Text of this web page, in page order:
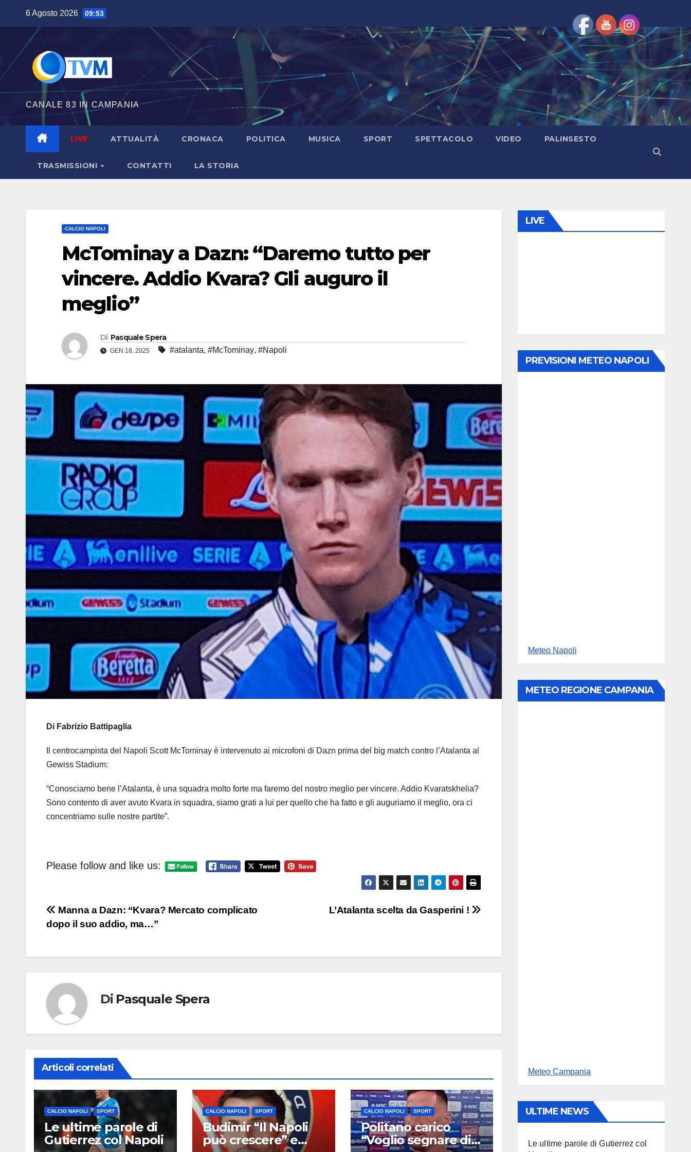
contenuto
6 Agosto 2026 09:53
CANALE 83 IN CAMPANIA
LIVE ATTUALITÀ CRONACA POLITICA MUSICA SPORT SPETTACOLO VIDEO PALINSESTO
TRASMISSIONI CONTATTI LA STORIA
CALCIO NAPOLI
McTominay a Dazn: “Daremo tutto per
vincere. Addio Kvara? Gli auguro il
meglio”
Di Pasquale Spera
GEN 18, 2025 #atalanta, #McTominay, #Napoli
Di Fabrizio Battipaglia
Il centrocampista del Napoli Scott McTominay è intervenuto ai microfoni di Dazn prima del big match contro l’Atalanta al
Gewiss Stadium:
“Conosciamo bene l’Atalanta, è una squadra molto forte ma faremo del nostro meglio per vincere. Addio Kvaratskhelia?
Sono contento di aver avuto Kvara in squadra, siamo grati a lui per quello che ha fatto e gli auguriamo il meglio, ora ci
concentriamo sulle nostre partite”.
Please follow and like us:
Navigazione
articoli
L’Atalanta scelta da Gasperini !
Manna a Dazn: “Kvara? Mercato complicato
dopo il suo addio, ma…”
Di Pasquale Spera
Articoli correlati
CALCIO NAPOLI SPORT
Le ultime parole di
Gutierrez col Napoli
CALCIO NAPOLI SPORT
Budimir “Il Napoli
può crescere” e
CALCIO NAPOLI SPORT
Politano carico
“Voglio segnare di
LIVE
PREVISIONI METEO NAPOLI
Meteo Napoli
METEO REGIONE CAMPANIA
Meteo Campania
ULTIME NEWS
Le ultime parole di Gutierrez col